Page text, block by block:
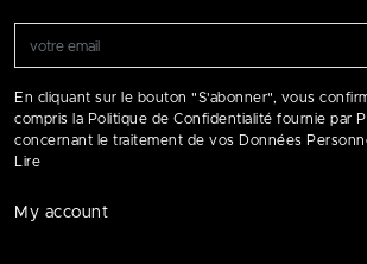
En cliquant sur le bouton "S'abonner", vous
compris la Politique de Confidentialité fournie par
concernant le traitement de vos Données
Lire
My account